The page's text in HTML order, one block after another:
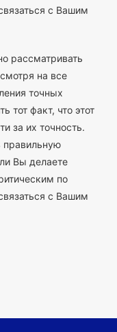
с Вашим
рассматривать
на все
точных
тот факт, что этот
за их точность.
правильную
Вы делаете
по
с Вашим